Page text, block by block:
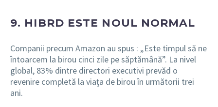
9. HIBRD ESTE NOUL NORMAL
Companii precum Amazon au spus : „Este timpul să ne
întoarcem la birou cinci zile pe săptămână”. La nivel
global, 83% dintre directori executivi prevăd o
revenire completă la viața de birou în următorii trei
ani.